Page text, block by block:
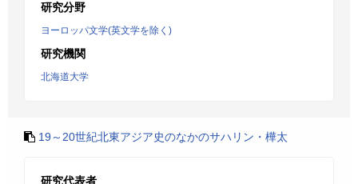
研究分野
ヨーロッパ文学(英文学を除く)
研究機関
北海道大学
19～20世紀北東アジア史のなかのサハリン・樺太
研究代表者